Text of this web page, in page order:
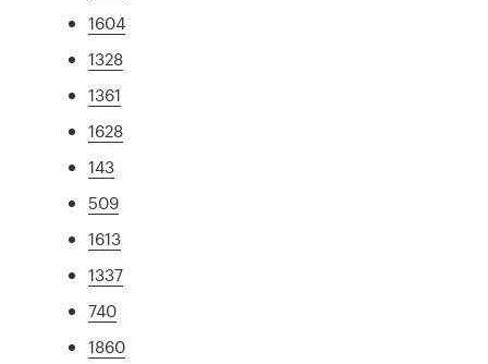
1604
1328
1361
1628
143
509
1613
1337
740
1860